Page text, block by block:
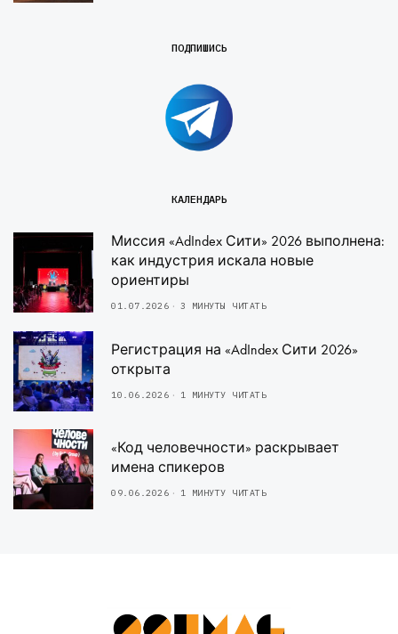
ПОДПИШИСЬ
КАЛЕНДАРЬ
Миссия «AdIndex Сити» 2026 выполнена:
как индустрия искала новые
ориентиры
01.07.2026 3 МИНУТЫ ЧИТАТЬ
Регистрация на «AdIndex Сити 2026»
открыта
10.06.2026 1 МИНУТУ ЧИТАТЬ
«Код человечности» раскрывает
имена спикеров
09.06.2026 1 МИНУТУ ЧИТАТЬ